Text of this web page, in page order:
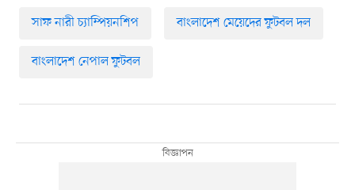
সাফ নারী চ্যাম্পিয়নশিপ বাংলাদেশ মেয়েদের ফুটবল দল
বাংলাদেশ নেপাল ফুটবল